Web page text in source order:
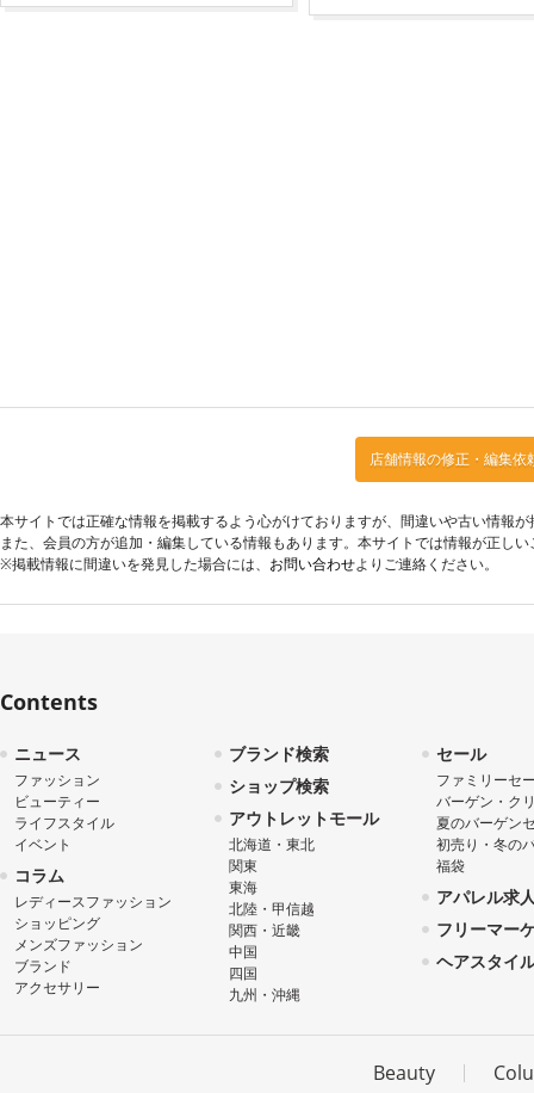
店舗情報の修正・編集依
本サイトでは正確な情報を掲載するよう心がけておりますが、間違いや古い情報
また、会員の方が追加・編集している情報もあります。本サイトでは情報が正し
※掲載情報に間違いを発見した場合には、 お問い合わせよりご連絡ください。
Contents
ニュース
ファッション
ビューティー
ライフスタイル
イベント
コラム
レディースファッション
ショッピング
メンズファッション
ブランド
アクセサリー
ブランド検索
ショップ検索
アウトレットモール
北海道・東北
関東
東海
北陸・甲信越
関西・近畿
中国
四国
九州・沖縄
セール
ファミリーセ
バーゲン・ク
夏のバーゲン
初売り・冬の
福袋
アパレル求
フリーマー
ヘアスタイ
Beauty